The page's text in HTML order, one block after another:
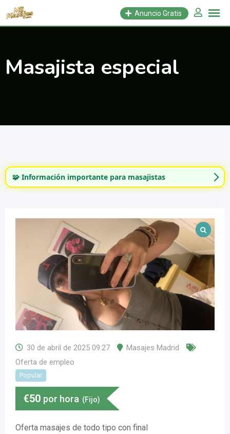
Saltar
Anuncio Gratis
Masajista especial
🧩 Información importante para masajistas
30 de abril de 2025 09:27
Masajes Madrid
Oferta de empleo
Popular
€50 por hora (Fijo)
Oferta masajes de todo tipo con final